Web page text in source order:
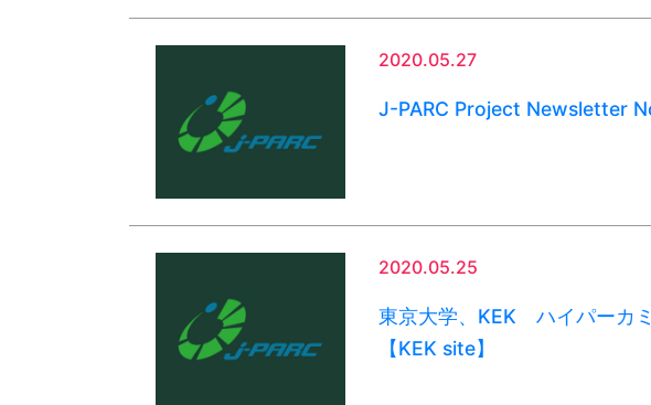
2020.05.27
J-PARC Project Newsletter
2020.05.25
東京大学、KEK ハイパーカ
【KEK site】